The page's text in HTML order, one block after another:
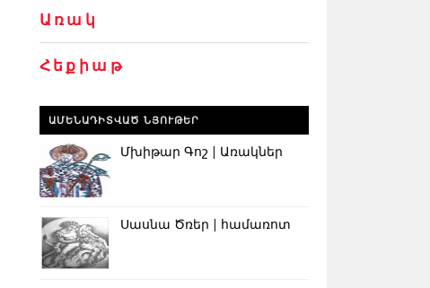
Առակ
Հեքիաթ
ԱՄԵՆԱԴԻՏՎԱԾ ՆՅՈՒԹԵՐ
Մխիթար Գոշ | Առակներ
Սասնա Ծռեր | համառոտ